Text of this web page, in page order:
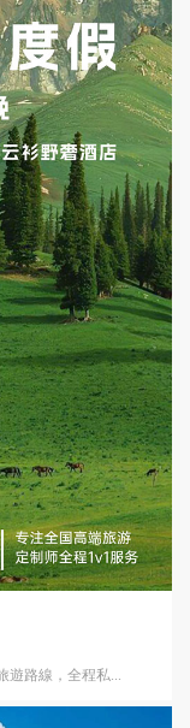
遊路線，全程私...